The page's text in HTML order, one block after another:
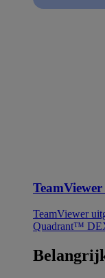
TeamViewer
Quadrant™